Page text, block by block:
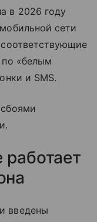
в 2026 году
сети
по «белым
и SMS.
работает
введены